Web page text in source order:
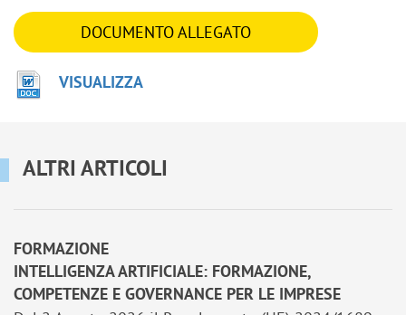
DOCUMENTO ALLEGATO
VISUALIZZA
ALTRI ARTICOLI
FORMAZIONE
INTELLIGENZA ARTIFICIALE: FORMAZIONE,
COMPETENZE E GOVERNANCE PER LE IMPRESE